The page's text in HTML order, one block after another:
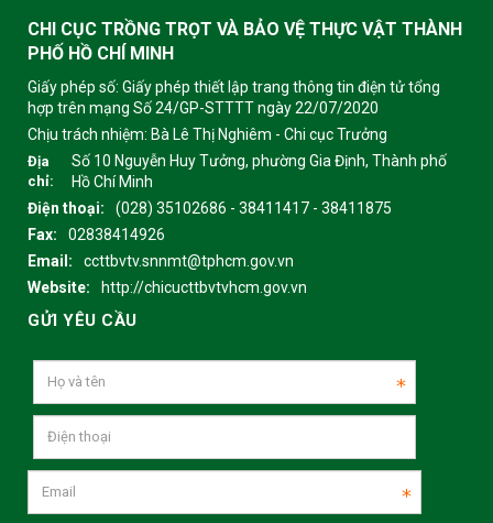
CHI CỤC TRỒNG TRỌT VÀ BẢO VỆ THỰC VẬT THÀNH
PHỐ HỒ CHÍ MINH
Giấy phép số: Giấy phép thiết lập trang thông tin điện tử tổng
hợp trên mạng Số 24/GP-STTTT ngày 22/07/2020
Chịu trách nhiệm: Bà Lê Thị Nghiêm - Chi cục Trưởng
Địa
chỉ:
Số 10 Nguyễn Huy Tưởng, phường Gia Định, Thành phố
Hồ Chí Minh
Điện thoại:
(028) 35102686 - 38411417 - 38411875
Fax:
02838414926
Email:
ccttbvtv.snnmt@tphcm.gov.vn
Website:
http://chicucttbvtvhcm.gov.vn
GỬI YÊU CẦU